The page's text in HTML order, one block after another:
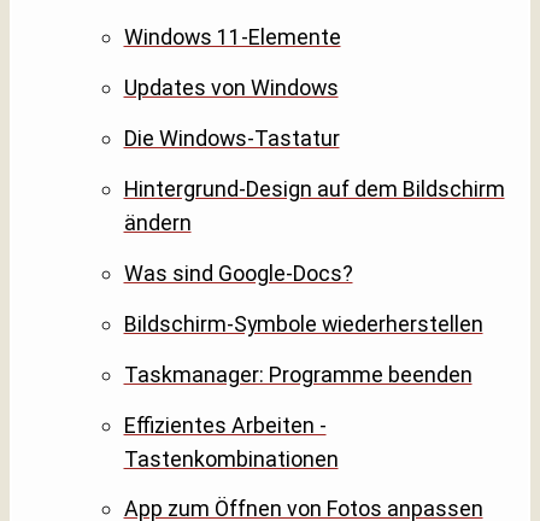
Windows 11-Elemente
Updates von Windows
Die Windows-Tastatur
Hintergrund-Design auf dem Bildschirm
ändern
Was sind Google-Docs?
Bildschirm-Symbole wiederherstellen
Taskmanager: Programme beenden
Effizientes Arbeiten -
Tastenkombinationen
App zum Öffnen von Fotos anpassen